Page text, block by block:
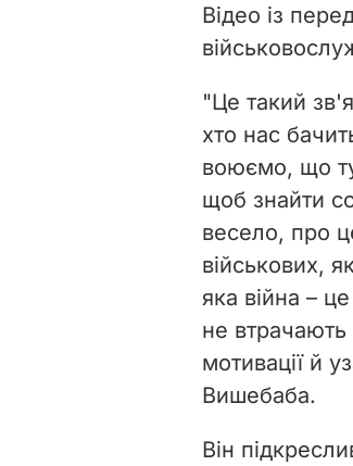
Відео із
"Це такий
хто нас
воюємо, що
щоб знайти
весело, про
військових,
яка війна –
не втрачають
мотивації й
Вишебаба.
Він